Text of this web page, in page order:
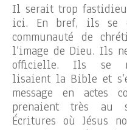
Il serait trop
ici. En bref, ils se
communauté de
l’image de Dieu. Ils
officielle. Ils se
lisaient la Bible et
message en actes
prenaient très au
Écritures où Jésus